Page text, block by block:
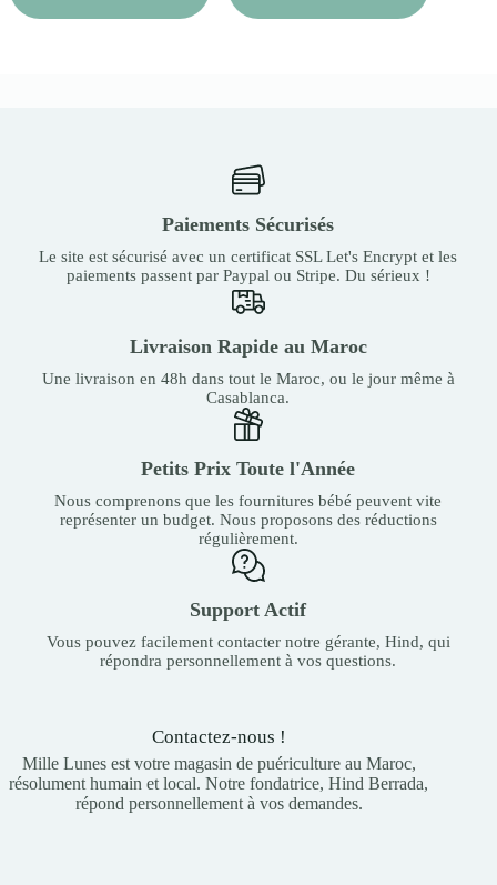
Paiements Sécurisés
Le site est sécurisé avec un certificat SSL Let's Encrypt et les
paiements passent par Paypal ou Stripe. Du sérieux !
Livraison Rapide au Maroc
Une livraison en 48h dans tout le Maroc, ou le jour même à
Casablanca.
Petits Prix Toute l'Année
Nous comprenons que les fournitures bébé peuvent vite
représenter un budget. Nous proposons des réductions
régulièrement.
Support Actif
Vous pouvez facilement contacter notre gérante, Hind, qui
répondra personnellement à vos questions.
Contactez-nous !
Mille Lunes est votre magasin de puériculture au Maroc,
résolument humain et local. Notre fondatrice, Hind Berrada,
répond personnellement à vos demandes.